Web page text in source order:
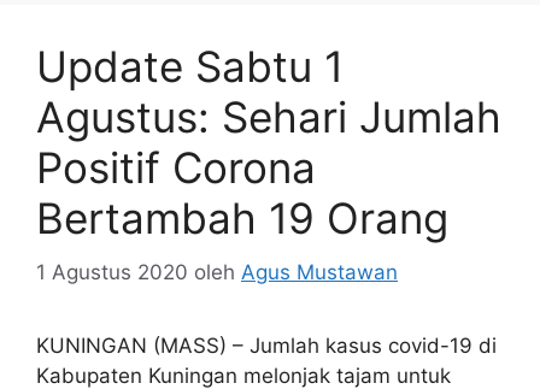
Update Sabtu 1
Agustus: Sehari Jumlah
Positif Corona
Bertambah 19 Orang
1 Agustus 2020 oleh Agus Mustawan
KUNINGAN (MASS) – Jumlah kasus covid-19 di
Kabupaten Kuningan melonjak tajam untuk